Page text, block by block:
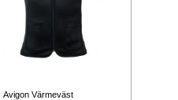
Avigon Värmeväst